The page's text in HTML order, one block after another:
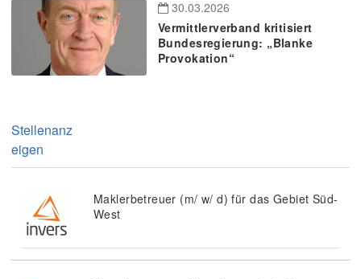
30.03.2026
Vermittlerverband kritisiert
Bundesregierung: „Blanke
Provokation“
Stellenanz
eigen
Maklerbetreuer (m/ w/ d) für das Gebiet Süd-
West